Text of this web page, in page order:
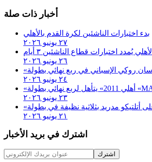
أخبار ذات صلة
بدء اختبارات الناشئين لكرة القدم بالأهلي
٢٧ يونيو ٢٠٢٦
الأهلي يُمدد اختبارات قطاع الناشئين ٣ أيام
٢٦ يونيو ٢٠٢٦
٢٤ يونيو ٢٠٢٦
٢٣ يونيو ٢٠٢٦
٢١ يونيو ٢٠٢٦
اشترك في بريد الأخبار
اشترك